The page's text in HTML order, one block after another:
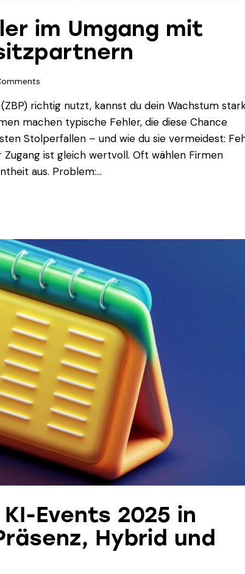
im Umgang mit
richtig nutzt, kannst du dein Wachstum
machen typische Fehler, die diese Chance
Stolperfallen – und wie du sie vermeidest:
Zugang ist gleich wertvoll. Oft wählen Firmen
aus. Problem:…
Events 2025 in
Hybrid und